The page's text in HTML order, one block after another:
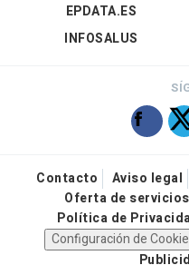
EPDATA.ES
INFOSALUS
Contacto Aviso legal
Oferta de servicios
Política de
Configuración de